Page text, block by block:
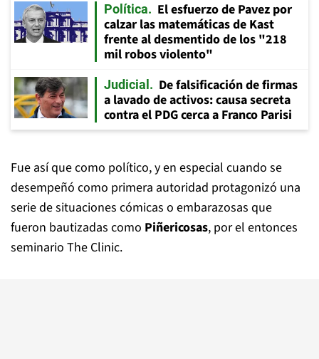
Política
El esfuerzo de Pavez por
calzar las matemáticas de Kast
frente al desmentido de los "218
mil robos violento"
Judicial
De falsificación de firmas
a lavado de activos: causa secreta
contra el PDG cerca a Franco Parisi
Fue así que como político, y en especial cuando se
desempeñó como primera autoridad protagonizó una
serie de situaciones cómicas o embarazosas que
fueron bautizadas como Piñericosas, por el entonces
seminario The Clinic.